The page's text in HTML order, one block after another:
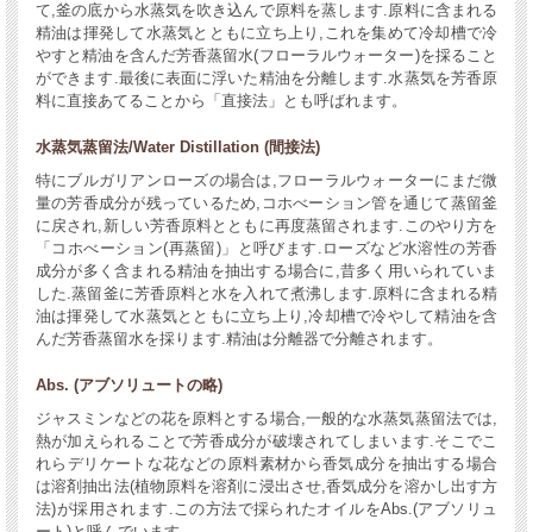
て,釜の底から水蒸気を吹き込んで原料を蒸します.原料に含まれる
精油は揮発して水蒸気とともに立ち上り,これを集めて冷却槽で冷
やすと精油を含んだ芳香蒸留水(フローラルウォーター)を採ること
ができます.最後に表面に浮いた精油を分離します.水蒸気を芳香原
料に直接あてることから「直接法」とも呼ばれます。
水蒸気蒸留法/Water Distillation (間接法)
特にブルガリアンローズの場合は,フローラルウォーターにまだ微
量の芳香成分が残っているため,コホべーション管を通じて蒸留釜
に戻され,新しい芳香原料とともに再度蒸留されます.このやり方を
「コホべーション(再蒸留)」と呼びます.ローズなど水溶性の芳香
成分が多く含まれる精油を抽出する場合に,昔多く用いられていま
した.蒸留釜に芳香原料と水を入れて煮沸します.原料に含まれる精
油は揮発して水蒸気とともに立ち上り,冷却槽で冷やして精油を含
んだ芳香蒸留水を採ります.精油は分離器で分離されます。
Abs. (アブソリュートの略)
ジャスミンなどの花を原料とする場合,一般的な水蒸気蒸留法では,
熱が加えられることで芳香成分が破壊されてしまいます.そこでこ
れらデリケートな花などの原料素材から香気成分を抽出する場合
は溶剤抽出法(植物原料を溶剤に浸出させ,香気成分を溶かし出す方
法)が採用されます.この方法で採られたオイルをAbs.(アブソリュ